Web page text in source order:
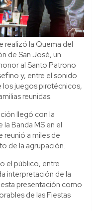
realizó la Quema del
de San José, un
al Santo Patrono
y, entre el sonido
los juegos pirotécnicos,
reunidas.
llegó con la
Banda MS en el
reunió a miles de
de la agrupación.
el público, entre
interpretación de la
presentación como
de las Fiestas